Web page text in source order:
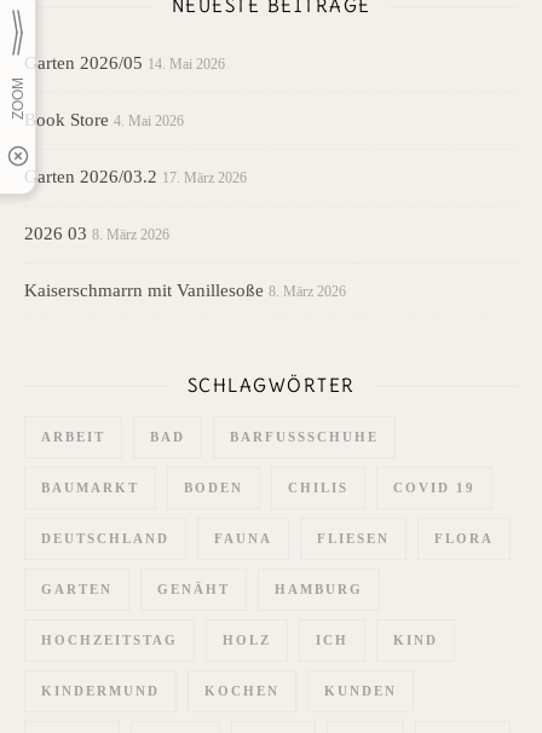
NEUESTE BEITRÄGE
Garten 2026/05 14. Mai 2026
Book Store 4. Mai 2026
Garten 2026/03.2 17. März 2026
2026 03 8. März 2026
Kaiserschmarrn mit Vanillesoße 8. März 2026
SCHLAGWÖRTER
ARBEIT BAD BARFUSSSCHUHE
BAUMARKT BODEN CHILIS COVID 19
DEUTSCHLAND FAUNA FLIESEN FLORA
GARTEN GENÄHT HAMBURG
HOCHZEITSTAG HOLZ ICH KIND
KINDERMUND KOCHEN KUNDEN